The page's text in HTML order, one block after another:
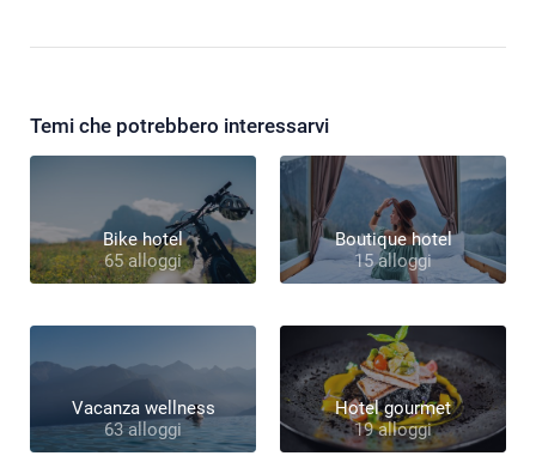
Temi che potrebbero interessarvi
Bike hotel
65 alloggi
Boutique hotel
15 alloggi
Vacanza wellness
63 alloggi
Hotel gourmet
19 alloggi